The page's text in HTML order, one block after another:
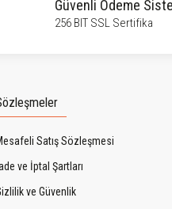
Güvenli Ödeme
256 BIT SSL Sertifika
Satış Sözleşmesi
ve İptal Şartları
ve Güvenlik